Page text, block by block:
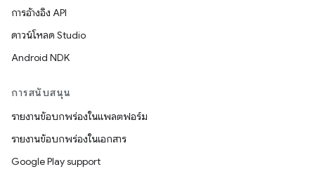
การอ้างอิง API
ดาวน์โหลด Studio
Android NDK
การสนับสนุน
รายงานข้อบกพร่องในแพลตฟอร์ม
รายงานข้อบกพร่องในเอกสาร
Google Play support